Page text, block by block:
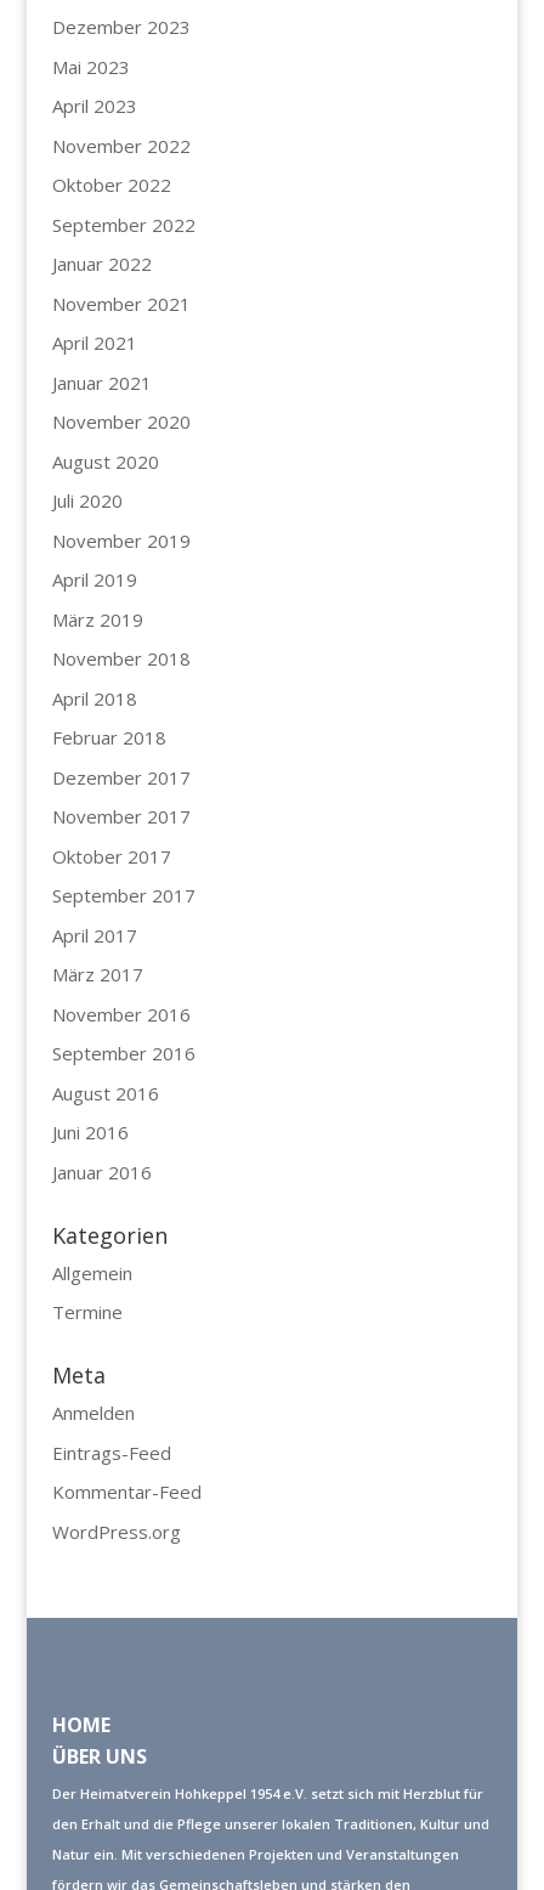
Dezember 2023
Mai 2023
April 2023
November 2022
Oktober 2022
September 2022
Januar 2022
November 2021
April 2021
Januar 2021
November 2020
August 2020
Juli 2020
November 2019
April 2019
März 2019
November 2018
April 2018
Februar 2018
Dezember 2017
November 2017
Oktober 2017
September 2017
April 2017
März 2017
November 2016
September 2016
August 2016
Juni 2016
Januar 2016
Kategorien
Allgemein
Termine
Meta
Anmelden
Eintrags-Feed
Kommentar-Feed
WordPress.org
HOME
ÜBER UNS
Der Heimatverein Hohkeppel 1954 e.V. setzt sich mit Herzblut für
den Erhalt und die Pflege unserer lokalen Traditionen, Kultur und
Natur ein. Mit verschiedenen Projekten und Veranstaltungen
fördern wir das Gemeinschaftsleben und stärken den